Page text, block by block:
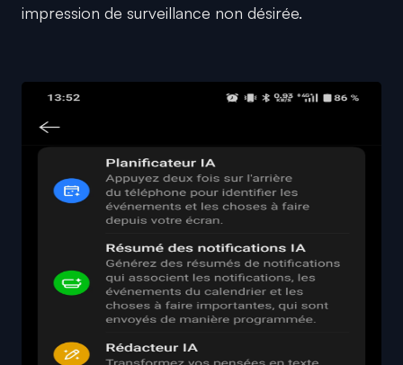
impression de surveillance non désirée.